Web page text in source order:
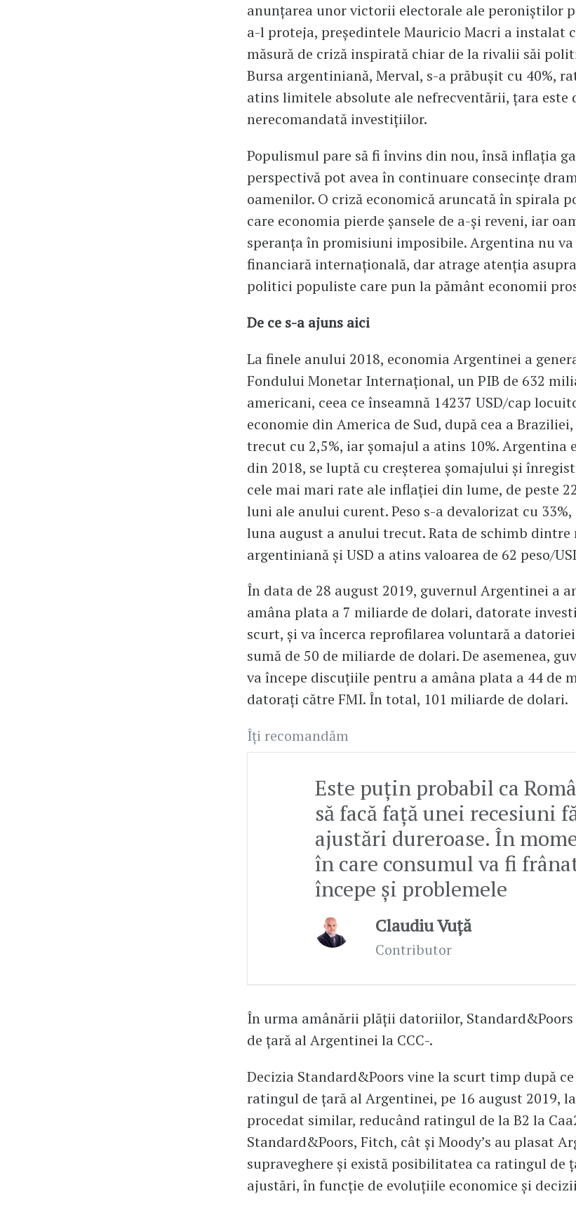
anunțarea unor victorii electorale ale peroniștilor
a-l proteja, președintele Mauricio Macri a instalat
măsură de criză inspirată chiar de la rivalii săi
Bursa argentiniană, Merval, s-a prăbușit cu 40%,
atins limitele absolute ale nefrecventării, țara este
nerecomandată investițiilor.
Populismul pare să fi învins din nou, însă inflația
perspectivă pot avea în continuare consecințe
oamenilor. O criză economică aruncată în spirala
care economia pierde șansele de a-și reveni, iar
speranța în promisiuni imposibile. Argentina nu
financiară internațională, dar atrage atenția
politici populiste care pun la pământ economii
De ce s-a ajuns aici
La finele anului 2018, economia Argentinei a
Fondului Monetar Internațional, un PIB de 632
americani, ceea ce înseamnă 14237 USD/cap
economie din America de Sud, după cea a
trecut cu 2,5%, iar șomajul a atins 10%. Argentina
din 2018, se luptă cu creșterea șomajului și
cele mai mari rate ale inflației din lume, de peste
luni ale anului curent. Peso s-a devalorizat cu
luna august a anului trecut. Rata de schimb dintre
argentiniană și USD a atins valoarea de 62 peso/
În data de 28 august 2019, guvernul Argentinei a
amâna plata a 7 miliarde de dolari, datorate
scurt, și va încerca reprofilarea voluntară a
sumă de 50 de miliarde de dolari. De asemenea,
va începe discuțiile pentru a amâna plata a 44 de
datorați către FMI. În total, 101 miliarde de dolari.
Îți recomandăm
Este puțin probabil ca
să facă față unei recesiuni
ajustări dureroase. În
în care consumul va fi
începe și problemele
Claudiu Vuță
Contributor
În urma amânării plății datoriilor,
de țară al Argentinei la CCC-.
Decizia Standard&Poors vine la scurt timp după
ratingul de țară al Argentinei, pe 16 august 2019, la
procedat similar, reducând ratingul de la B2 la
Standard&Poors, Fitch, cât și Moody’s au plasat
supraveghere și există posibilitatea ca ratingul de
ajustări, în funcție de evoluțiile economice și